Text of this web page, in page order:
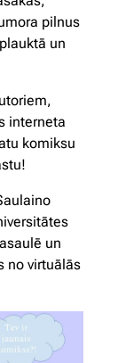
pilnus
un
interneta
komiksu
un
no virtuālās